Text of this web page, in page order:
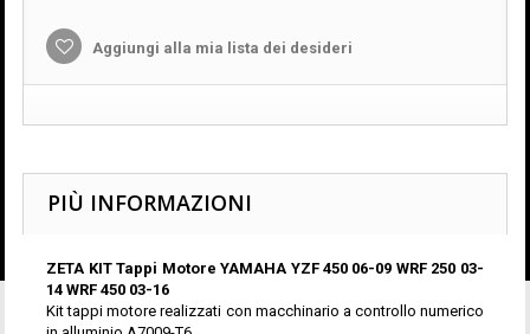
Aggiungi alla mia lista dei desideri
PIÙ INFORMAZIONI
ZETA KIT Tappi Motore YAMAHA YZF 450 06-09 WRF 250 03-
14 WRF 450 03-16
Kit tappi motore realizzati con macchinario a controllo numerico